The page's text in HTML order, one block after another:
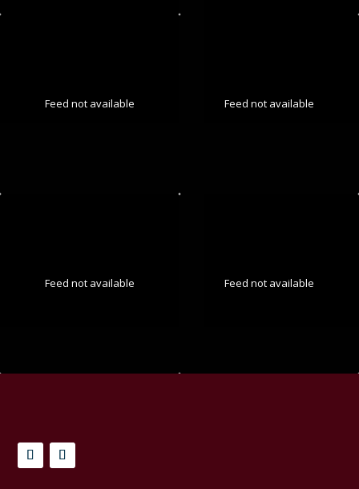
Feed not available Feed not available
Feed not available Feed not available